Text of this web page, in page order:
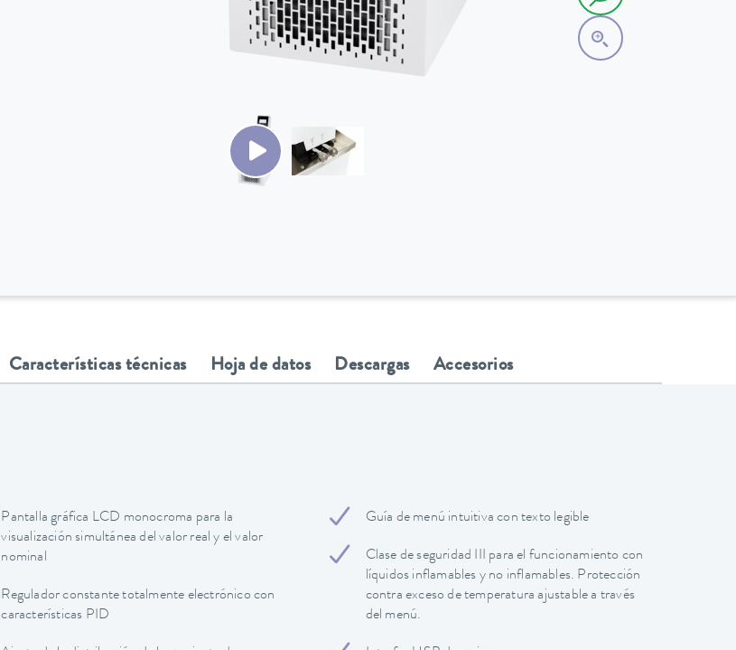
Características técnicas Hoja de datos Descargas Accesorios
Pantalla gráfica LCD monocroma para la
visualización simultánea del valor real y el valor
nominal
Regulador constante totalmente electrónico con
características PID
Guía de menú intuitiva con texto legible
Clase de seguridad III para el funcionamiento con
líquidos inflamables y no inflamables. Protección
contra exceso de temperatura ajustable a través
del menú.